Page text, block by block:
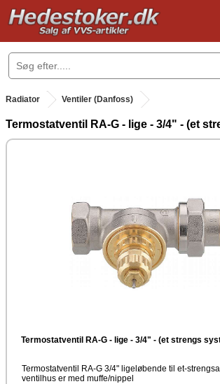
.
Radiator Ventiler (Danfoss)
Termostatventil RA-G - lige - 3/4" - (et
Termostatventil RA-G - lige - 3/4" - (et strengs
Termostatventil RA-G 3/4" ligeløbende til et-
ventilhus er med muffe/nippel